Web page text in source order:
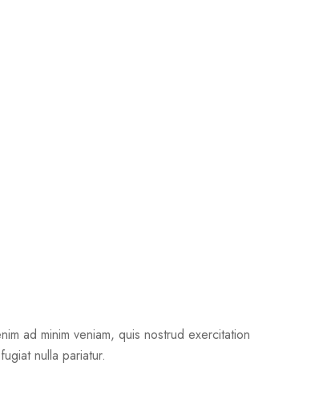
ad minim veniam, quis nostrud exercitation
nulla pariatur.